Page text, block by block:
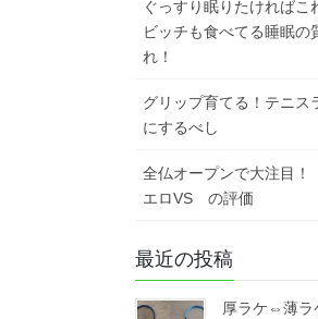
ぐっすり眠りたければこ
ビッチも食べてる睡眠の
れ！
グリップ育てる！テニス
にするべし
全仏オープンで大注目
エロVS の評価
最近の投稿
厚ラケ⇔薄ラ